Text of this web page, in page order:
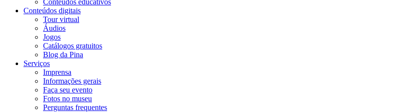
Conteúdos digitais
Tour virtual
Áudios
Jogos
Catálogos gratuitos
Blog da Pina
Serviços
Imprensa
Informações gerais
Faça seu evento
Fotos no museu
Perguntas frequentes